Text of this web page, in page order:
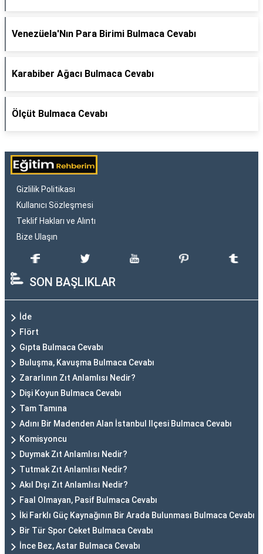
Venezüela'Nın Para Birimi Bulmaca Cevabı
Karabiber Ağacı Bulmaca Cevabı
Ölçüt Bulmaca Cevabı
Gizlilik Politikası
Kullanıcı Sözleşmesi
Teklif Hakları ve Alıntı
Bize Ulaşın
SON BAŞLIKLAR
İde
Flört
Gıpta Bulmaca Cevabı
Buluşma, Kavuşma Bulmaca Cevabı
Zararlının Zıt Anlamlısı Nedir?
Dişi Koyun Bulmaca Cevabı
Tam Tamına
Adını Bir Madenden Alan İstanbul Ilçesi Bulmaca Cevabı
Komisyoncu
Duymak Zıt Anlamlısı Nedir?
Tutmak Zıt Anlamlısı Nedir?
Akıl Dışı Zıt Anlamlısı Nedir?
Faal Olmayan, Pasif Bulmaca Cevabı
İki Farklı Güç Kaynağının Bir Arada Bulunması Bulmaca Cevabı
Bir Tür Spor Ceket Bulmaca Cevabı
İnce Bez, Astar Bulmaca Cevabı